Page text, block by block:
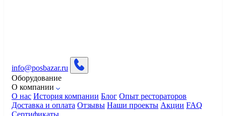
info@posbazar.ru
Оборудование
О компании
О нас История компании Блог Опыт рестораторов
Доставка и оплата Отзывы Наши проекты Акции FAQ
Сертификаты